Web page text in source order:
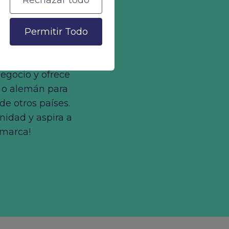
Permitir Todo
y ofrece
alemán para
otros países.
y aspira a